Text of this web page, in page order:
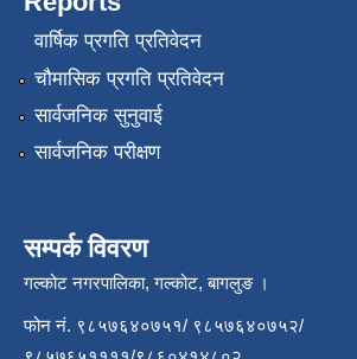
वार्षिक प्रगति प्रतिवेदन
चौमासिक प्रगति प्रतिवेदन
सार्वजनिक सुनुवाई
सार्वजनिक परीक्षण
सम्पर्क विवरण
गल्कोट नगरपालिका, गल्कोट, बागलुङ ।
फोन नं. ९८५७६४०७५१/ ९८५७६४०७५२/